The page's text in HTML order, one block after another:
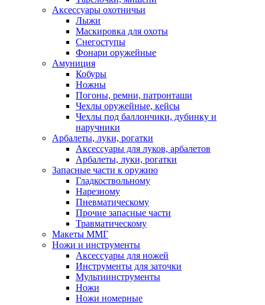
Аксессуары охотничьи
Лыжи
Маскировка для охоты
Снегоступы
Фонари оружейные
Амуниция
Кобуры
Ножны
Погоны, ремни, патронташи
Чехлы оружейные, кейсы
Чехлы под баллончики, дубинку и
наручники
Арбалеты, луки, рогатки
Аксессуары для луков, арбалетов
Арбалеты, луки, рогатки
Запасные части к оружию
Гладкоствольному
Нарезному
Пневматическому
Прочие запасные части
Травматическому
Макеты ММГ
Ножи и инструменты
Аксессуары для ножей
Инструменты для заточки
Мультиинструменты
Ножи
Ножи номерные